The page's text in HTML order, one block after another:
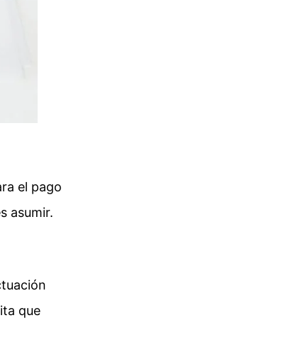
el pago
asumir.
que